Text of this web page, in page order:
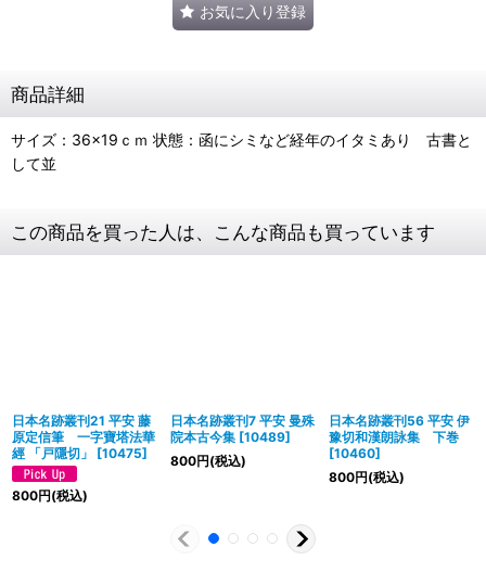
お気に入り登録
商品詳細
サイズ：36×19ｃｍ 状態：函にシミなど経年のイタミあり 古書と
して並
この商品を買った人は、こんな商品も買っています
日本名跡叢刊21 平安 藤
原定信筆 一字寶塔法華
經 「戸隱切」
[10475]
800円(税込)
日本名跡叢刊7 平安 曼殊
院本古今集 [10489]
800円(税込)
日本名跡叢刊56 平安 伊
豫切和漢朗詠集 下巻
[10460]
800円(税込)